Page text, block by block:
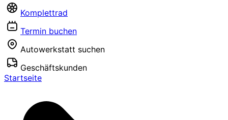
Komplettrad
Termin buchen
Autowerkstatt suchen
Geschäftskunden
Startseite